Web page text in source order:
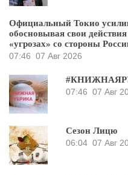
Официальный Токио
обосновывая свои
«угрозах» со стороны
07:46 07 Авг 2026
07:46 07 Авг
Сезон Лицю
06:04 07 Авг